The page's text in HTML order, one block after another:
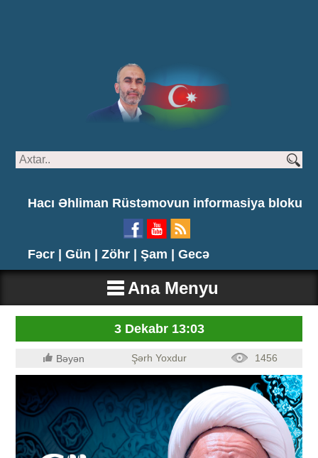
Hacı Əhliman Rüstəmovun informasiya bloku
Fəcr | Gün | Zöhr | Şam | Gecə
Ana Menyu
3 Dekabr 13:03
Bəyən Şərh Yoxdur 1456